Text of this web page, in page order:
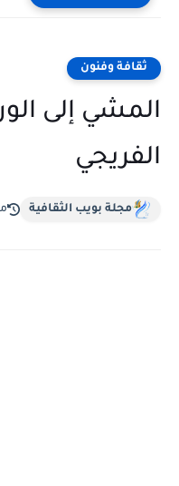
ثقافة وفنون
المشي إلى
الفريجي
مجلة بويب الثقافية